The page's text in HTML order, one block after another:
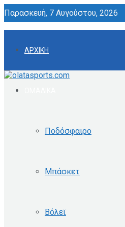
Παρασκευή, 7 Αυγούστου, 2026
ΑΡΧΙΚΗ
Ποδόσφαιρο
Μπάσκετ
Βόλεϊ